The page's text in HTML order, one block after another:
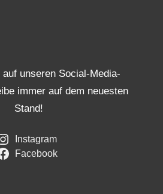
unseren Social-Media-
immer auf dem neuesten
Stand!
Instagram
Facebook